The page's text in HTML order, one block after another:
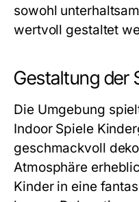
sowohl
wertvoll gestaltet
Gestaltung der
Die Umgebung
Indoor Spiele
geschmackvoll
Atmosphäre
Kinder in eine